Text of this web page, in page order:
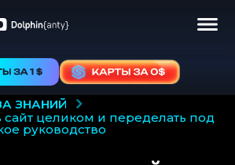
ЗНАНИЙ
руководство